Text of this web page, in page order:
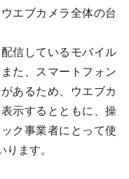
エブカメラ全体の台
信しているモバイル
た、スマートフォン
あるため、ウエブカ
示するとともに、操
ク事業者にとって使
ます。